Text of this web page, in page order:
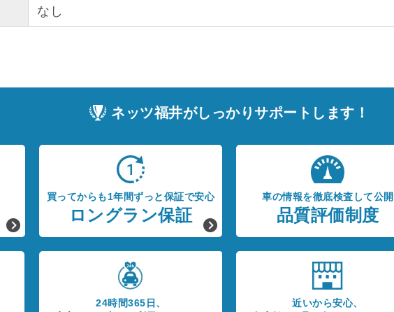
なし
ネッツ福井がしっかりサポートします！
買ってからも1年間ずっと保証で安心
ロングラン保証
車の情報を徹底検査して公開
品質評価制度
24時間365日、
近いから安心、